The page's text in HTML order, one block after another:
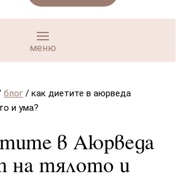
блог /как диетите в аюрведа
и ума?
в Аюрведа
на тялото и